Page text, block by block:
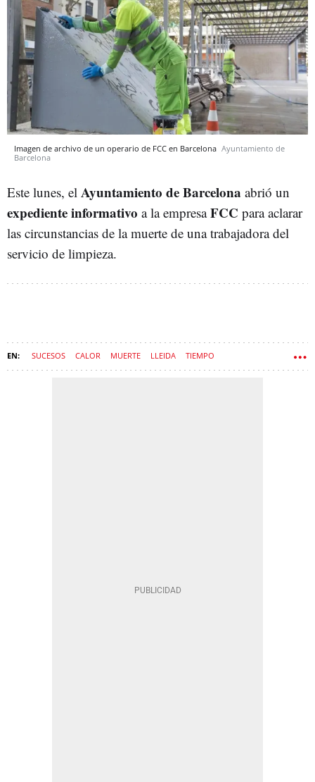
Imagen de archivo de un operario de FCC en Barcelona Ayuntamiento de
Barcelona
Este lunes, el Ayuntamiento de Barcelona abrió un
expedienteinformativo a la empresaFCC para aclarar
las circunstancias de la muerte de una trabajadora del
servicio de limpieza.
SUCESOS CALOR MUERTE LLEIDA TIEMPO